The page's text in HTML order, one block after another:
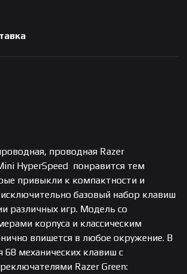
проводная Razer
HyperSpeed понравится тем
привыкли к компактности и
базовый набор клавиш
различных игр. Модель со
корпуса и классическим
впишется в любое окружение. В
68 механических клавиш с
Razer Green: